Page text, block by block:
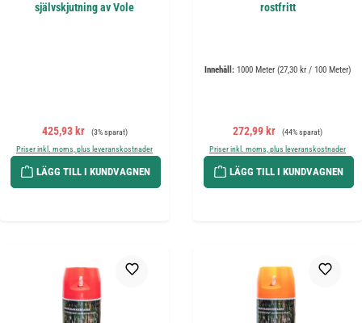
självskjutning av Vole
Försäljningspris:
425,93 kr Ordinarie pris:
(3% sparat)
Priser inkl. moms, plus leveranskostnader
LÄGG TILL I KUNDVAGNEN
rostfritt
Innehåll: 1000 Meter (27,30 kr / 100 Meter)
Försäljningspris:
272,99 kr Ordinarie pris:
(44% sparat)
Priser inkl. moms, plus leveranskostnader
LÄGG TILL I KUNDVAGNEN